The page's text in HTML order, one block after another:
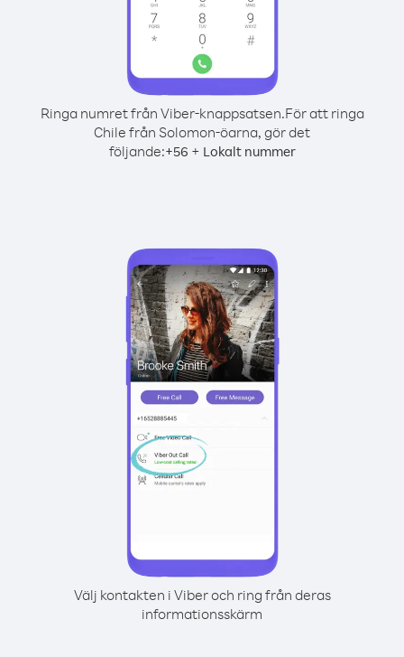
Ringa numret från Viber-knappsatsen.För att ringa
Chile från Solomon-öarna, gör det
följande:+56 + Lokalt nummer
Välj kontakten i Viber och ring från deras
informationsskärm